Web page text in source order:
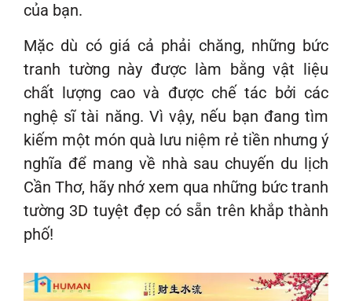
của bạn.
Mặc dù có giá cả phải chăng, những bức
tranh tường này được làm bằng vật liệu
chất lượng cao và được chế tác bởi các
nghệ sĩ tài năng. Vì vậy, nếu bạn đang tìm
kiếm một món quà lưu niệm rẻ tiền nhưng ý
nghĩa để mang về nhà sau chuyến du lịch
Cần Thơ, hãy nhớ xem qua những bức tranh
tường 3D tuyệt đẹp có sẵn trên khắp thành
phố!